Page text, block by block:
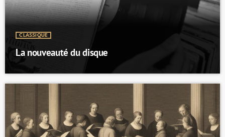
CLASSIQUE
La nouveauté du disque